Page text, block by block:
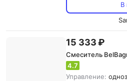
В
15 333 ₽
Смеситель
4.7
Управление: